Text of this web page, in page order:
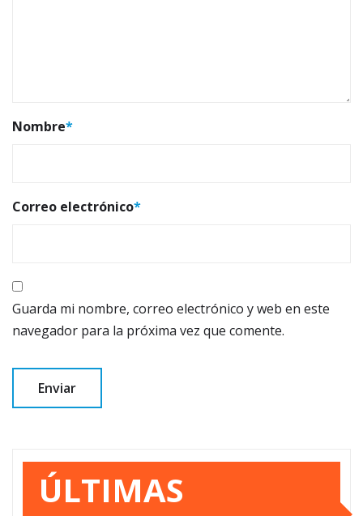
Nombre*
Correo electrónico*
Guarda mi nombre, correo electrónico y web en este
navegador para la próxima vez que comente.
ÚLTIMAS